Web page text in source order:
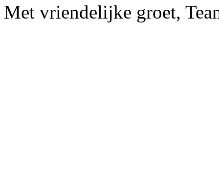
Met vriendelijke groet,